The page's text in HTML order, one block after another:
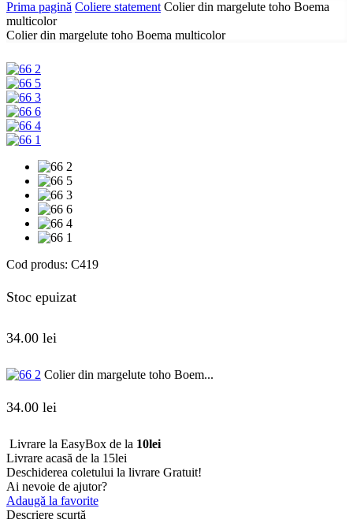
Prima pagină Coliere statement Colier din margelute toho Boema
multicolor
Colier din margelute toho Boema multicolor
Cod produs: C419
Stoc epuizat
34.00 lei
Colier din margelute toho Boem...
34.00 lei
Livrare la EasyBox de la 10lei
Livrare acasă de la 15lei
Deschiderea coletului la livrare Gratuit!
Ai nevoie de ajutor?
Adaugă la favorite
Descriere scurtă